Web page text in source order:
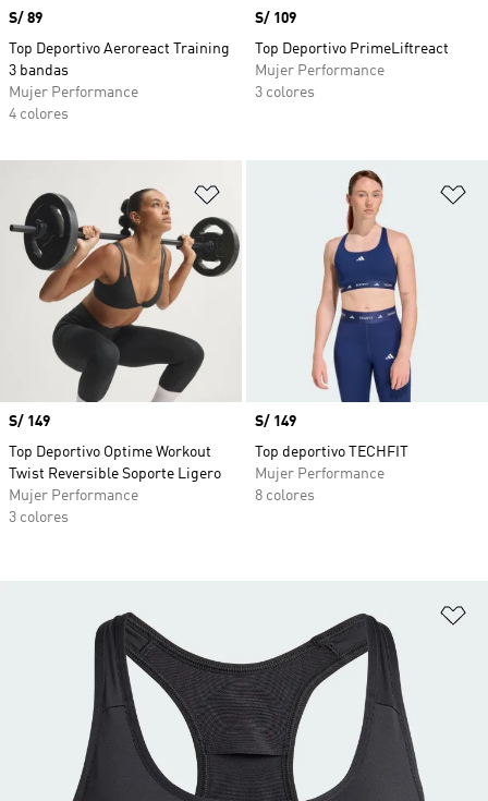
Precio
S/ 89
Top Deportivo Aeroreact Training
3 bandas
Mujer Performance
4 colores
Precio
S/ 109
Top Deportivo PrimeLiftreact
Mujer Performance
3 colores
Añadir a la lista de deseos
Precio
S/ 149
Top Deportivo Optime Workout
Twist Reversible Soporte Ligero
Mujer Performance
3 colores
Precio
S/ 149
Top deportivo TECHFIT
Mujer Performance
8 colores